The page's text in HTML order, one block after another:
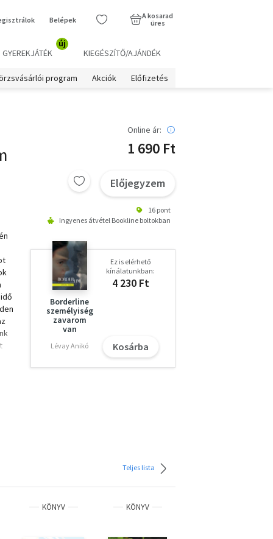
Belépek
A kosarad
üres
GYEREKJÁTÉK
új
KIEGÉSZÍTŐ/AJÁNDÉK
program Akciók Előfizetés
Online ár:
1 690 Ft
Előjegyzem
16 pont
Ingyenes átvétel Bookline boltokban
Borderline
személyiség
zavarom
van
Lévay Anikó
Ez is elérhető
kínálatunkban:
4 230 Ft
Kosárba
Teljes lista
KÖNYV KÖNYV